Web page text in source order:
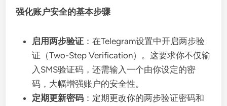
强化账户安全的基本步骤
启用两步验证 ：在Telegram设置中开启两步验
证（Two-Step Verification）。这要求你不仅输
入SMS验证码，还需输入一个由你设定的密
码，大幅增强账户的安全性。
定期更新密码 ：定期更改你的两步验证密码和